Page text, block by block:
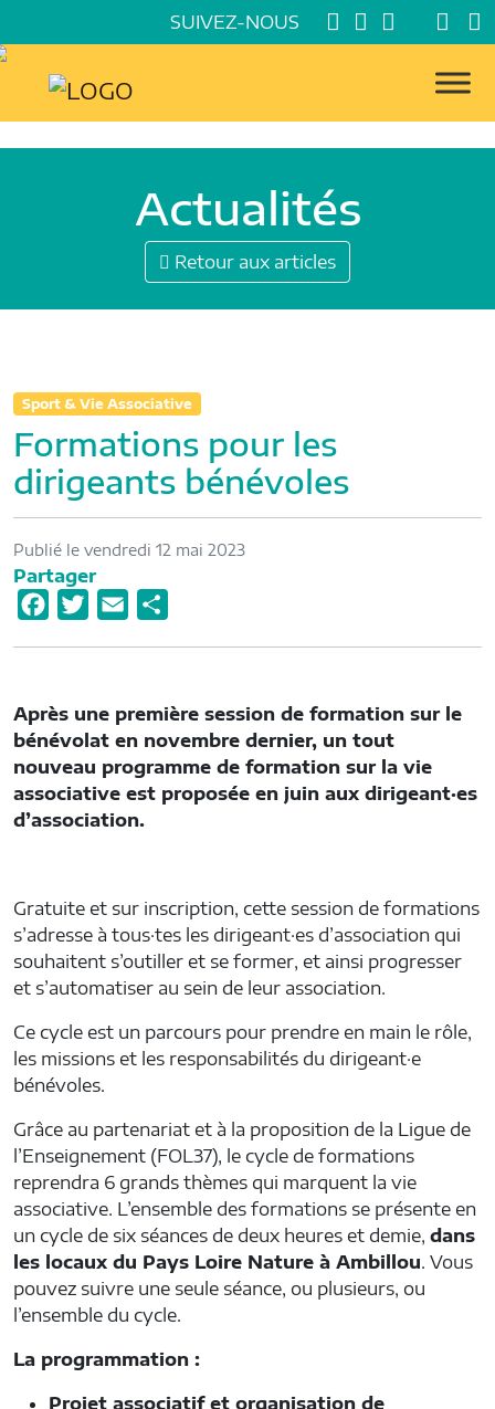
SUIVEZ-NOUS
Actualités
Retour aux articles
Sport & Vie Associative
Formations pour les
dirigeants bénévoles
Publié le vendredi 12 mai 2023
Partager
b
o
o
k
t
e
r
l
a
g
e
Après une première session de formation sur le
bénévolat en novembre dernier, un tout
nouveau programme de formation sur la vie
associative est proposée en juin aux dirigeant·es
d’association.
Gratuite et sur inscription, cette session de formations
s’adresse à tous·tes les dirigeant·es d’association qui
souhaitent s’outiller et se former, et ainsi progresser
et s’automatiser au sein de leur association.
Ce cycle est un parcours pour prendre en main le rôle,
les missions et les responsabilités du dirigeant·e
bénévoles.
Grâce au partenariat et à la proposition de la Ligue de
l’Enseignement (FOL37), le cycle de formations
reprendra 6 grands thèmes qui marquent la vie
associative. L’ensemble des formations se présente en
un cycle de six séances de deux heures et demie, dans
les locaux du Pays Loire Nature à Ambillou. Vous
pouvez suivre une seule séance, ou plusieurs, ou
l’ensemble du cycle.
La programmation :
Projet associatif et organisation de